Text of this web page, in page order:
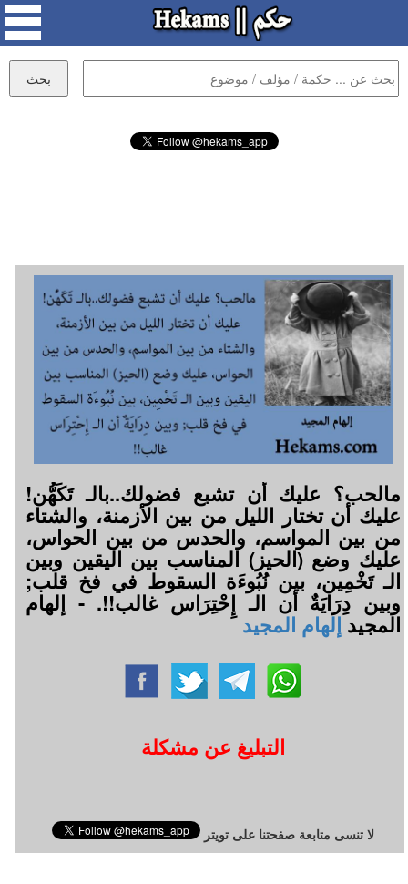
مالحب؟ عليك أن تشبع فضولك..بالـ تَكَهُّن!
عليك أن تختار الليل من بين الأزمنة، والشتاء
من بين المواسم، والحدس من بين الحواس،
عليك وضع (الحيز) المناسب بين اليقين وبين
الـ تَخْمِين، بين نُبُوءَة السقوط في فخ قلب;
وبين دِرَايَةٌ أن الـ إِحْتِرَاس غالب!!. - إلهام
المجيدإلهام المجيد
التبليغ عن مشكلة
لا تنسى متابعة صفحتنا على تويتر